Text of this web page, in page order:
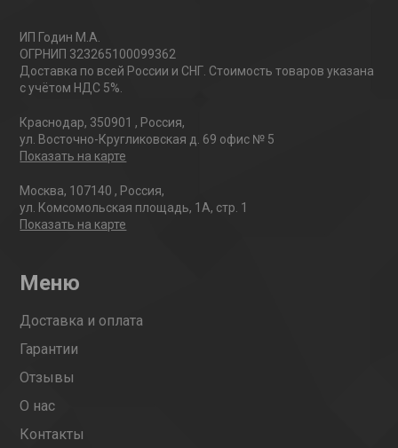
ИП Годин М.А.
ОГРНИП 323265100099362
Доставка по всей России и СНГ. Стоимость товаров указана
с учётом НДС 5%.
Краснодар, 350901 , Россия,
ул. Восточно-Кругликовская д. 69 офис № 5
Показать на карте
Москва, 107140 , Россия,
ул. Комсомольская площадь, 1А, стр. 1
Показать на карте
Меню
Доставка и оплата
Гарантии
Отзывы
О нас
Контакты